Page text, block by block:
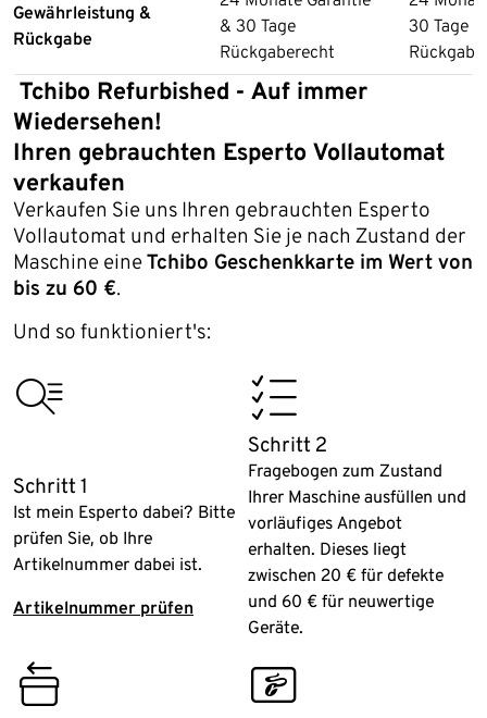
Gewährleistung &
Rückgabe
& 30 Tage
Rückgaberecht
30 Tage
Tchibo Refurbished - Auf immer
Wiedersehen!
Ihren gebrauchten Esperto Vollautomat
verkaufen
Verkaufen Sie uns Ihren gebrauchten Esperto
Vollautomat und erhalten Sie je nach Zustand der
Maschine eineTchibo Geschenkkarte im Wert von
bis zu 60 €.
Und so funktioniert's:
sortiment
Schritt 1
Ist mein Esperto dabei? Bitte
prüfen Sie, ob Ihre
Artikelnummer dabei ist.
Artikelnummer prüfen
order_overview
Schritt 2
Fragebogen zum Zustand
Ihrer Maschine ausfüllen und
vorläufiges Angebot
erhalten. Dieses liegt
zwischen 20 € für defekte
und 60 € für neuwertige
Geräte.
returns_01 tchibocard_02